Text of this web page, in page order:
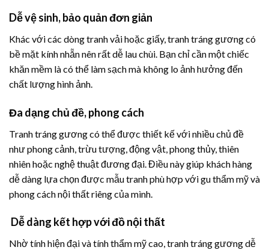
Dễ vệ sinh, bảo quản đơn giản
Khác với các dòng tranh vải hoặc giấy, tranh tráng gương có
bề mặt kính nhẵn nên rất dễ lau chùi. Bạn chỉ cần một chiếc
khăn mềm là có thể làm sạch mà không lo ảnh hưởng đến
chất lượng hình ảnh.
Đa dạng chủ đề, phong cách
Tranh tráng gương có thể được thiết kế với nhiều chủ đề
như phong cảnh, trừu tượng, động vật, phong thủy, thiên
nhiên hoặc nghệ thuật đương đại. Điều này giúp khách hàng
dễ dàng lựa chọn được mẫu tranh phù hợp với gu thẩm mỹ và
phong cách nội thất riêng của mình.
Dễ dàng kết hợp với đồ nội thất
Nhờ tính hiện đại và tính thẩm mỹ cao, tranh tráng gương dễ